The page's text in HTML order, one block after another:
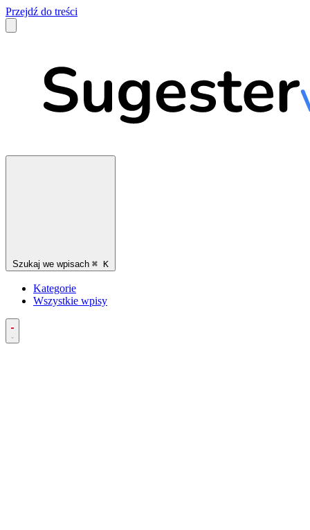
Przejdź do treści
Szukaj we wpisach ⌘ K
Kategorie
Wszystkie wpisy